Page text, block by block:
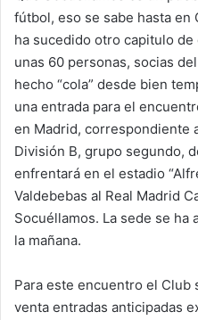
fútbol, eso se sabe hasta en
ha sucedido otro capitulo
unas 60 personas, socias
hecho “cola” desde bien
una entrada para el
en Madrid, correspondiente
División B, grupo segundo,
enfrentará en el estadio
Valdebebas al Real Madrid
Socuéllamos. La sede se ha
la mañana.
Para este encuentro el Club
venta entradas anticipadas